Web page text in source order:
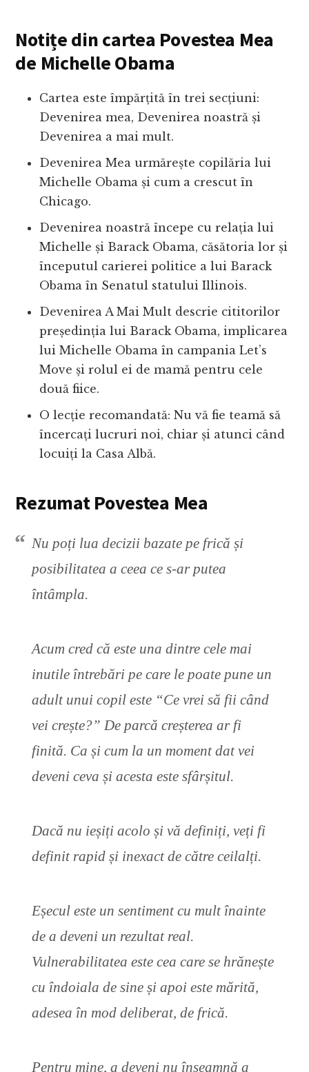
Notițe din cartea Povestea Mea
de Michelle Obama
Cartea este împărțită în trei secțiuni:
Devenirea mea, Devenirea noastră și
Devenirea a mai mult.
Devenirea Mea urmărește copilăria lui
Michelle Obama și cum a crescut în
Chicago.
Devenirea noastră începe cu relația lui
Michelle și Barack Obama, căsătoria lor și
începutul carierei politice a lui Barack
Obama în Senatul statului Illinois.
Devenirea A Mai Mult descrie cititorilor
președinția lui Barack Obama, implicarea
lui Michelle Obama în campania Let’s
Move și rolul ei de mamă pentru cele
două fiice.
O lecție recomandată: Nu vă fie teamă să
încercați lucruri noi, chiar și atunci când
locuiți la Casa Albă.
Rezumat Povestea Mea
Nu poți lua decizii bazate pe frică și
posibilitatea a ceea ce s-ar putea
întâmpla.
Acum cred că este una dintre cele mai
inutile întrebări pe care le poate pune un
adult unui copil este “Ce vrei să fii când
vei crește?” De parcă creșterea ar fi
finită. Ca și cum la un moment dat vei
deveni ceva și acesta este sfârșitul.
Dacă nu ieșiți acolo și vă definiți, veți fi
definit rapid și inexact de către ceilalți.
Eșecul este un sentiment cu mult înainte
de a deveni un rezultat real.
Vulnerabilitatea este cea care se hrănește
cu îndoiala de sine și apoi este mărită,
adesea în mod deliberat, de frică.
Pentru mine, a deveni nu înseamnă a